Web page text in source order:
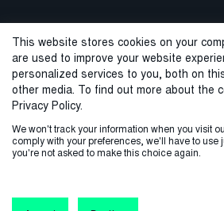
This website stores cookies on your
are used to improve your website
personalized services to you, both on
other media. To find out more about the
Privacy Policy.
We won't track your information when you visit
comply with your preferences, we'll have to use
you're not asked to make this choice again.
© 2026 Cegal
Privacy Policy
ISO-sertifisering